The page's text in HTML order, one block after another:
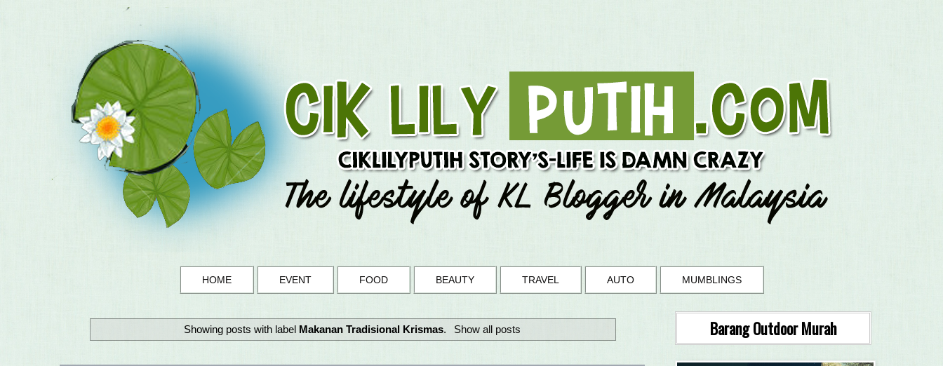
HOME EVENT FOOD BEAUTY TRAVEL AUTO MUMBLINGS
Showing posts with label Makanan Tradisional Krismas. Show all posts Barang Outdoor Murah